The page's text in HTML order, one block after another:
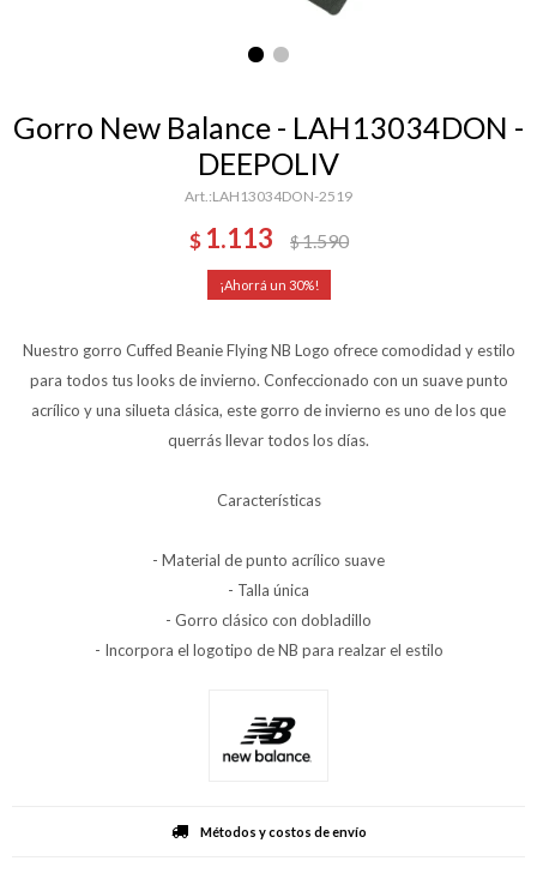
Gorro New Balance - LAH13034DON -
DEEPOLIV
LAH13034DON-2519
$ 1.113 $1.590
30
Nuestro gorro Cuffed Beanie Flying NB Logo ofrece comodidad y estilo
para todos tus looks de invierno. Confeccionado con un suave punto
acrílico y una silueta clásica, este gorro de invierno es uno de los que
querrás llevar todos los días.
Características
- Material de punto acrílico suave
- Talla única
- Gorro clásico con dobladillo
- Incorpora el logotipo de NB para realzar el estilo
Métodos y costos de envío